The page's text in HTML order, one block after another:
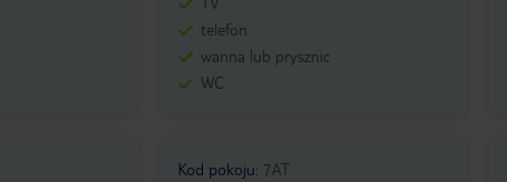
telefon
wanna lub prysznic
WC
Kod pokoju: 7AT